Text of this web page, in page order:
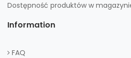
Dostępność produktów w
Information
FAQ